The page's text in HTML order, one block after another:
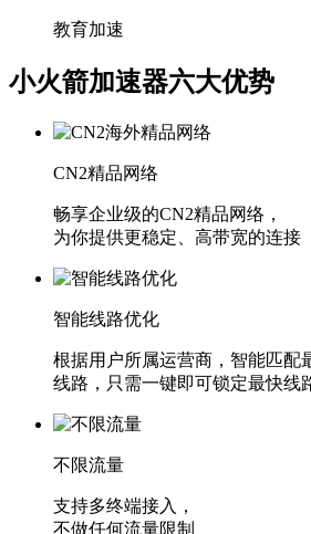
教育加速
小火箭加速器六大优势
CN2精品网络
畅享企业级的CN2精品网络，
为你提供更稳定、高带宽的连接
智能线路优化
根据用户所属运营商，智能匹配
线路，只需一键即可锁定最快线
不限流量
支持多终端接入，
不做任何流量限制